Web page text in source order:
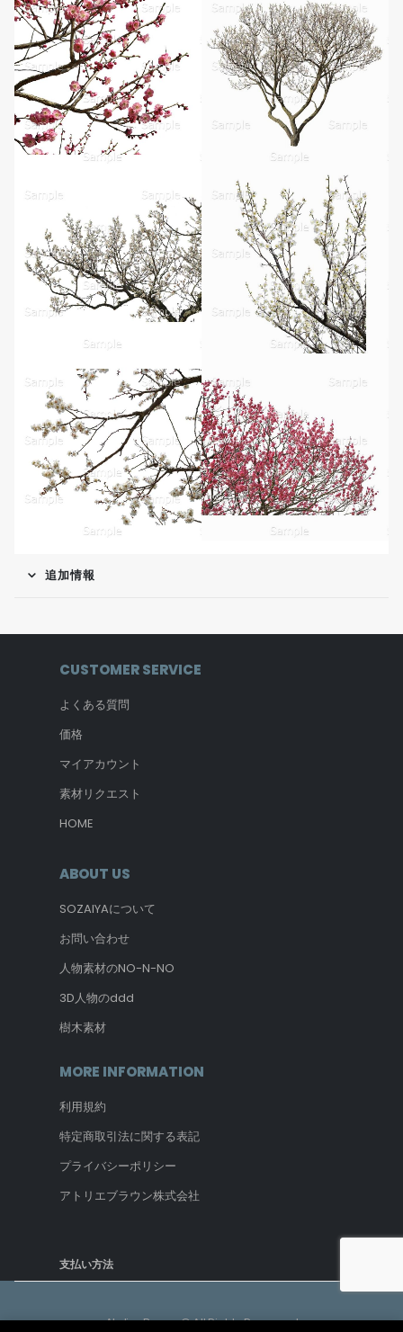
追加情報
CUSTOMER SERVICE
よくある質問
価格
マイアカウント
素材リクエスト
HOME
ABOUT US
SOZAIYAについて
お問い合わせ
人物素材のNO-N-NO
3D人物のddd
樹木素材
MORE INFORMATION
利用規約
特定商取引法に関する表記
プライバシーポリシー
アトリエブラウン株式会社
支払い方法
Atelier Brown © All Rights Reserved